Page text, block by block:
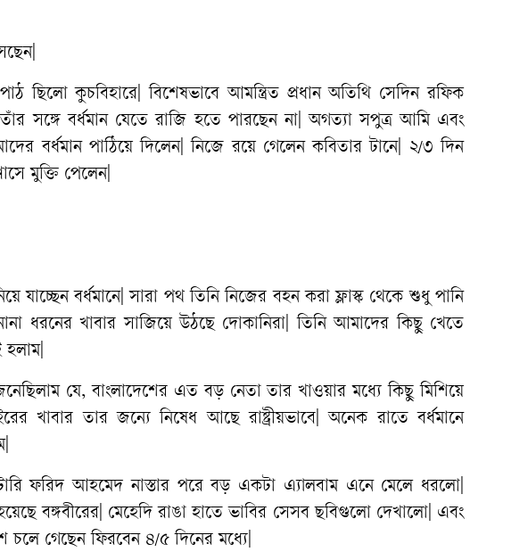
ছিলো কুচবিহারে| বিশেষভাবে আমন্ত্রিত প্রধান অতিথি সেদিন রফিক
সঙ্গে বর্ধমান যেতে রাজি হতে পারছেন না| অগত্যা সপুত্র আমি এবং
বর্ধমান পাঠিয়ে দিলেন| নিজে রয়ে গেলেন কবিতার টানে| ২/৩ দিন
মুক্তি পেলেন|
যাচ্ছেন বর্ধমানে| সারা পথ তিনি নিজের বহন করা ফ্লাস্ক থেকে শুধু পানি
ধরনের খাবার সাজিয়ে উঠছে দোকানিরা| তিনি আমাদের কিছু খেতে
যে, বাংলাদেশের এত বড় নেতা তার খাওয়ার মধ্যে কিছু মিশিয়ে
তার জন্যে নিষেধ আছে রাষ্ট্রীয়ভাবে| অনেক রাতে বর্ধমানে
ফরিদ আহমেদ নাস্তার পরে বড় একটা এ্যালবাম এনে মেলে ধরলো|
বঙ্গবীরের| মেহেদি রাঙা হাতে ভাবির সেসব ছবিগুলো দেখালো| এবং
গেছেন ফিরবেন ৪/৫ দিনের মধ্যে|